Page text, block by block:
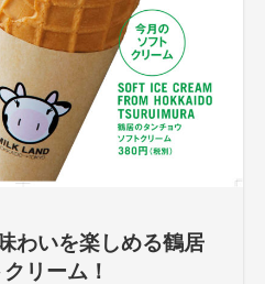
わいを楽しめる鶴居
リーム！